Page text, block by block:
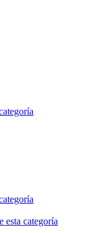
esta categoría